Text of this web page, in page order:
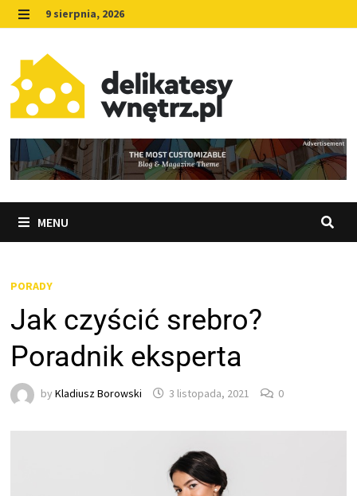
Skip
to
content
MENU
9 sierpnia, 2026
MENU
PORADY
Jak czyścić srebro?
Poradnik eksperta
byKladiusz Borowski 3 listopada, 2021 0